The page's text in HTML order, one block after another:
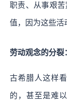
职责、从事艰
值，因为这些活
劳动观念的分裂
古希腊人这样
的，甚至是难